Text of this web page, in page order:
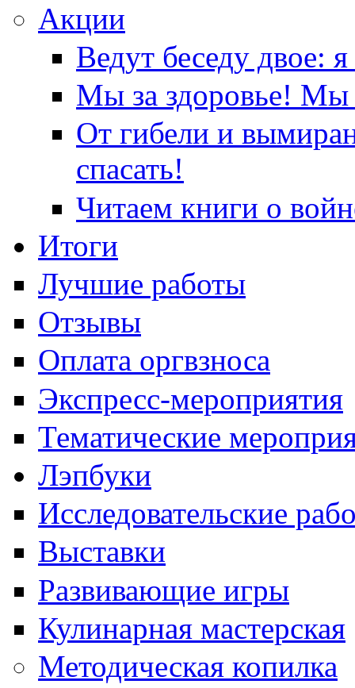
Акции
Ведут беседу двое:
Мы за здоровье! Мы
От гибели и
спасать!
Читаем книги о
Итоги
Лучшие работы
Отзывы
Оплата оргвзноса
Экспресс-мероприятия
Тематические
Лэпбуки
Исследовательские
Выставки
Развивающие игры
Кулинарная мастерская
Методическая копилка